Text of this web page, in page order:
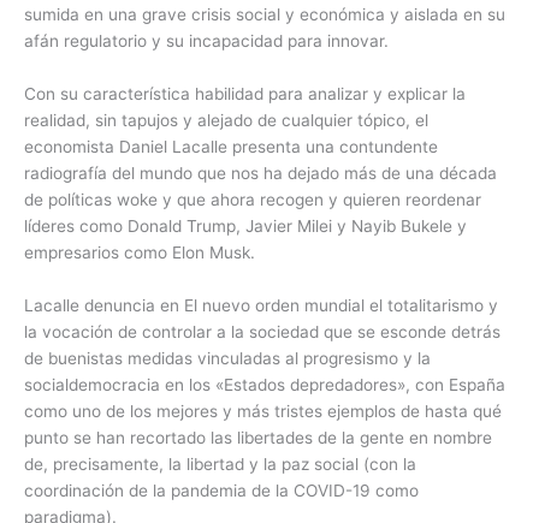
sumida en una grave crisis social y económica y aislada en su
afán regulatorio y su incapacidad para innovar.
Con su característica habilidad para analizar y explicar la
realidad, sin tapujos y alejado de cualquier tópico, el
economista Daniel Lacalle presenta una contundente
radiografía del mundo que nos ha dejado más de una década
de políticas woke y que ahora recogen y quieren reordenar
líderes como Donald Trump, Javier Milei y Nayib Bukele y
empresarios como Elon Musk.
Lacalle denuncia en El nuevo orden mundial el totalitarismo y
la vocación de controlar a la sociedad que se esconde detrás
de buenistas medidas vinculadas al progresismo y la
socialdemocracia en los «Estados depredadores», con España
como uno de los mejores y más tristes ejemplos de hasta qué
punto se han recortado las libertades de la gente en nombre
de, precisamente, la libertad y la paz social (con la
coordinación de la pandemia de la COVID-19 como
paradigma).